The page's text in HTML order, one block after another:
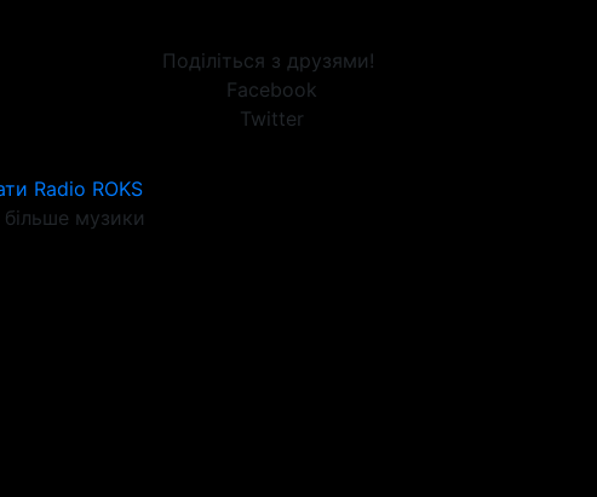
Поділіться з друзями!
Facebook
Twitter
Radio ROKS
музики